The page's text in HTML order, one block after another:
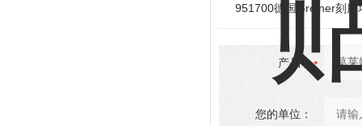
951700德国Greiner刻度
产品：
您的单位：